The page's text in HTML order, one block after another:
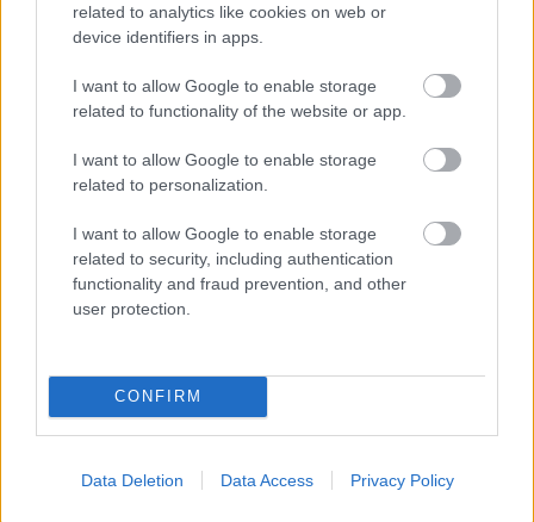
related to analytics like cookies on web or
device identifiers in apps.
I want to allow Google to enable storage
related to functionality of the website or app.
I want to allow Google to enable storage
related to personalization.
I want to allow Google to enable storage
related to security, including authentication
functionality and fraud prevention, and other
user protection.
CONFIRM
Data Deletion Data Access Privacy Policy
iskola ismertsége ugrásszerűen nőtt,
tódultak a növendékek. Attól fogva elegendő
A Theatre de l Octogone Pully